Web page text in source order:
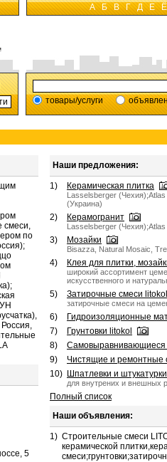
А Б В Г Д Е Ё
товары/услуги
смеси,
по
5
Наши предложения:
1) Керамическая плитка
Lasselsberger
(Украина)
2) Керамогранит
Lasselsberger
3) Мозайки
Bisazza, Natural Mosaic,
4) Клея для плитки,
широкий ассортимент
искусственного и
5) Затирочные смеси litokol
затирочные смеси на
6)
Гидроизоляционные
7)
Грунтовки litokol
8)
Самовыравнивающиеся
9)
Чистящие и ремонтные
10) Шпатлевки и
для внутрених и внешных
Полный список
Наши объявления:
1) Строительные смеси
керамической